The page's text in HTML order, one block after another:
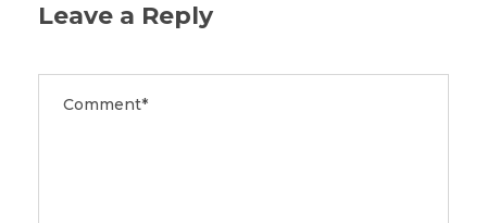
Leave a Reply